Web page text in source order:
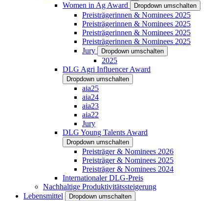
Women in Ag Award Dropdown umschalten
Preisträgerinnen & Nominees 2025
Preisträgerinnen & Nominees 2025
Preisträgerinnen & Nominees 2025
Preisträgerinnen & Nominees 2025
Jury
Dropdown umschalten
2025
DLG Agri Influencer Award
Dropdown umschalten
aia25
aia24
aia23
aia22
Jury
DLG Young Talents Award
Dropdown umschalten
Preisträger & Nominees 2026
Preisträger & Nominees 2025
Preisträger & Nominees 2024
Internationaler DLG-Preis
Nachhaltige Produktivitätssteigerung
Lebensmittel
Dropdown umschalten